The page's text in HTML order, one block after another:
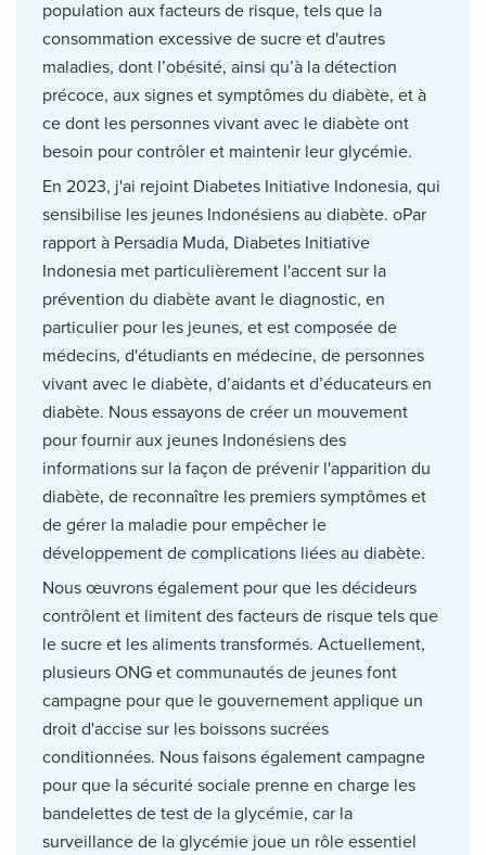
population aux facteurs de risque, tels que la
consommation excessive de sucre et d'autres
maladies, dont l’obésité, ainsi qu’à la détection
précoce, aux signes et symptômes du diabète, et à
ce dont les personnes vivant avec le diabète ont
besoin pour contrôler et maintenir leur glycémie.
En 2023, j'ai rejoint Diabetes Initiative Indonesia, qui
sensibilise les jeunes Indonésiens au diabète. oPar
rapport à Persadia Muda, Diabetes Initiative
Indonesia met particulièrement l'accent sur la
prévention du diabète avant le diagnostic, en
particulier pour les jeunes, et est composée de
médecins, d'étudiants en médecine, de personnes
vivant avec le diabète, d’aidants et d’éducateurs en
diabète. Nous essayons de créer un mouvement
pour fournir aux jeunes Indonésiens des
informations sur la façon de prévenir l'apparition du
diabète, de reconnaître les premiers symptômes et
de gérer la maladie pour empêcher le
développement de complications liées au diabète.
Nous œuvrons également pour que les décideurs
contrôlent et limitent des facteurs de risque tels que
le sucre et les aliments transformés. Actuellement,
plusieurs ONG et communautés de jeunes font
campagne pour que le gouvernement applique un
droit d'accise sur les boissons sucrées
conditionnées. Nous faisons également campagne
pour que la sécurité sociale prenne en charge les
bandelettes de test de la glycémie, car la
surveillance de la glycémie joue un rôle essentiel